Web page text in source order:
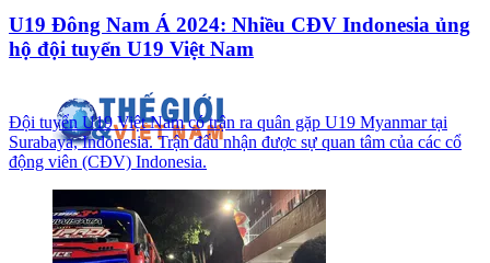
U19 Đông Nam Á 2024: Nhiều CĐV Indonesia ủng
hộ đội tuyển U19 Việt Nam
Đội tuyển U19 Việt Nam có trận ra quân gặp U19 Myanmar tại
Surabaya, Indonesia. Trận đấu nhận được sự quan tâm của các cổ
động viên (CĐV) Indonesia.